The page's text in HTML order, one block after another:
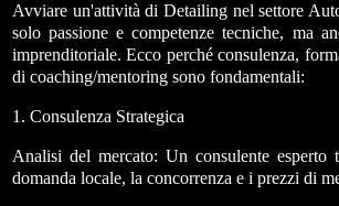
Avviare un'attività di Detailing nel settore
solo passione e competenze tecniche, ma
imprenditoriale. Ecco perché consulenza,
di coaching/mentoring sono fondamentali:
1. Consulenza Strategica
Analisi del mercato: Un consulente esperto
domanda locale, la concorrenza e i prezzi di